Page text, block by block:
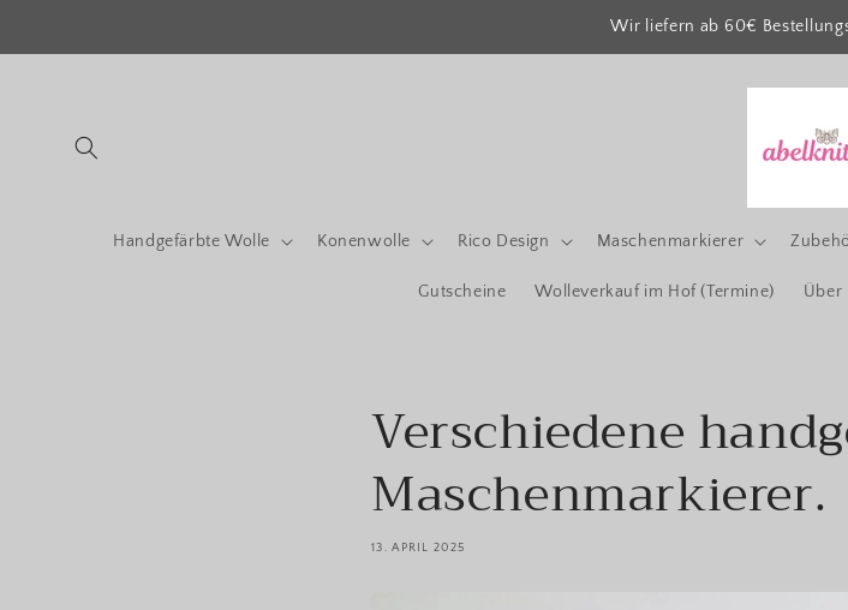
Wir liefern ab 60€
Handgefärbte Wolle Konenwolle Rico Design Maschenmarkierer
Gutscheine Wolleverkauf im Hof (Termine) Über
Verschiedene
Maschenmarkierer.
13. APRIL 2025